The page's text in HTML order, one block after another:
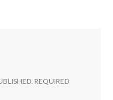
REQUIRED